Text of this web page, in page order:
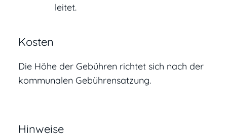
leitet.
Kosten
Die Höhe der Gebühren richtet sich nach der
kommunalen Gebührensatzung.
Hinweise